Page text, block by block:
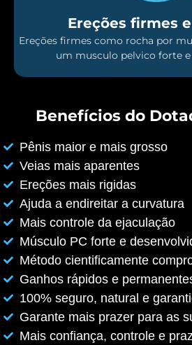
Ereções firmes
Ereções firmes como rocha por
um musculo pelvico forte
Benefícios do
Pênis maior e mais grosso
Veias mais aparentes
Ereções mais rigidas
Ajuda a endireitar a curvatura
Mais controle da ejaculação
Músculo PC forte e
Método cientificamente
Ganhos rápidos e
100% seguro, natural e
Garante mais prazer para as
Mais confiança, controle e